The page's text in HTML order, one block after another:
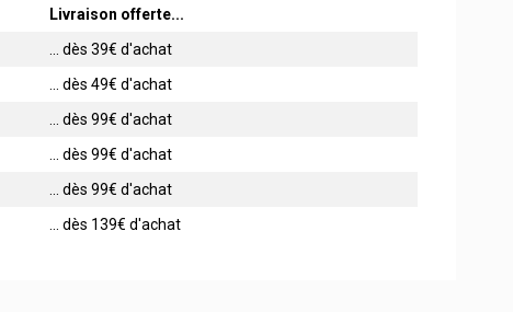
Livraison offerte...
... dès 39€ d'achat
... dès 49€ d'achat
... dès 99€ d'achat
... dès 99€ d'achat
... dès 99€ d'achat
... dès 139€ d'achat